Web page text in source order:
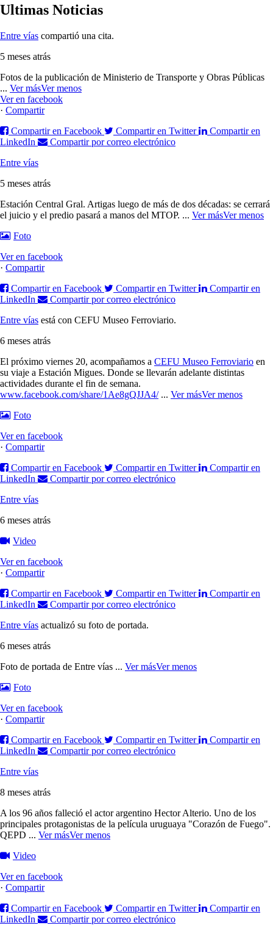
Ultimas Noticias
Entre vías compartió una cita.
5 meses atrás
Fotos de la publicación de Ministerio de Transporte y Obras Públicas
... Ver másVer menos
Ver en facebook
· Compartir
Compartir en Facebook
Compartir en Twitter
Compartir en
LinkedIn
Compartir por correo electrónico
Entre vías
5 meses atrás
Estación Central Gral. Artigas luego de más de dos décadas: se cerrará
el juicio y el predio pasará a manos del MTOP. ... Ver másVer menos
Foto
Ver en facebook
· Compartir
Compartir en Facebook
Compartir en Twitter
Compartir en
LinkedIn
Compartir por correo electrónico
Entre vías está con CEFU Museo Ferroviario.
6 meses atrás
El próximo viernes 20, acompañamos a CEFU Museo Ferroviario en
su viaje a Estación Migues. Donde se llevarán adelante distintas
actividades durante el fin de semana.
www.facebook.com/share/1Ae8gQJJA4/ ... Ver másVer menos
Foto
Ver en facebook
· Compartir
Compartir en Facebook
Compartir en Twitter
Compartir en
LinkedIn
Compartir por correo electrónico
Entre vías
6 meses atrás
Video
Ver en facebook
· Compartir
Compartir en Facebook
Compartir en Twitter
Compartir en
LinkedIn
Compartir por correo electrónico
Entre vías actualizó su foto de portada.
6 meses atrás
Foto de portada de Entre vías ... Ver másVer menos
Foto
Ver en facebook
· Compartir
Compartir en Facebook
Compartir en Twitter
Compartir en
LinkedIn
Compartir por correo electrónico
Entre vías
8 meses atrás
A los 96 años falleció el actor argentino Hector Alterio. Uno de los
principales protagonistas de la película uruguaya "Corazón de Fuego".
QEPD ... Ver másVer menos
Video
Ver en facebook
· Compartir
Compartir en Facebook
Compartir en Twitter
Compartir en
LinkedIn
Compartir por correo electrónico